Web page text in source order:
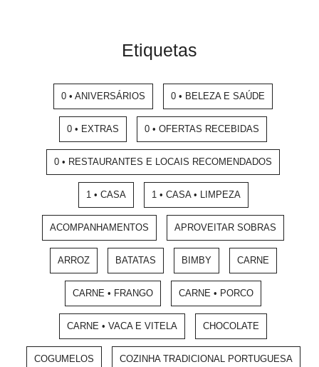
Etiquetas
0 • ANIVERSÁRIOS 0 • BELEZA E SAÚDE
0 • EXTRAS 0 • OFERTAS RECEBIDAS
0 • RESTAURANTES E LOCAIS RECOMENDADOS
1 • CASA 1 • CASA • LIMPEZA
ACOMPANHAMENTOS APROVEITAR SOBRAS
ARROZ BATATAS BIMBY CARNE
CARNE • FRANGO CARNE • PORCO
CARNE • VACA E VITELA CHOCOLATE
COGUMELOS COZINHA TRADICIONAL PORTUGUESA